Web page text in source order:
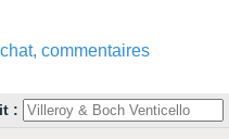
commentaires
: